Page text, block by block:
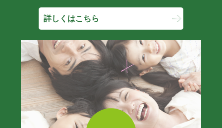
詳しくはこちら